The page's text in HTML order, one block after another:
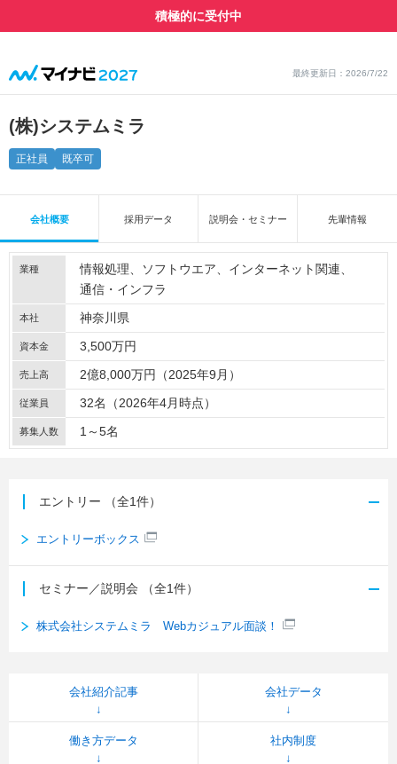
最終更新日：2026/7/22
(株)システムミラ
正社員 既卒可
積極的に受付中
会社概要 採用データ 説明会・セミナー 先輩情報
業種 情報処理 ソフトウエア
インターネット関連
通信・インフラ
本社 神奈川県
資本金 3,500万円
売上高 2億8,000万円（2025年9月）
従業員 32名（2026年4月時点）
募集人数 1～5名
エントリー （全1件）
エントリーボックス
セミナー／説明会 （全1件）
株式会社システムミラ Webカジュアル面談！
会社紹介記事 会社データ
働き方データ 社内制度